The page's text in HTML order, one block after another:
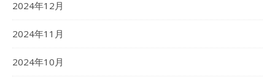
2024年12月
2024年11月
2024年10月